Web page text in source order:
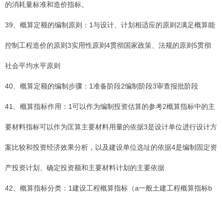
的消耗量标准和造价指标。
39、概算定额的编制原则：1与设计、计划相适应的原则2满足概算能
控制工程造价的原则3实用性原则4贯彻国家政策、法规的原则5贯彻
社会平均水平原则
40、概算定额的编制步骤：1准备阶段2编制阶段3审查报批阶段
41、概算指标作用：1可以作为编制投资估算的参考2概算指标中的主
要材料指标可以作为匡算主要材料用量的依据3是设计单位进行设计方
案比较和投资经济效果分析，以及建设单位选址的依据4是编制固定资
产投资计划、确定投资额和主要材料计划的主要依据
42、概算指标分类：1建设工程概算指标（a一般土建工程概算指标b